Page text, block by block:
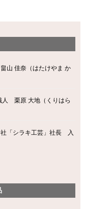
山 佳奈（はたけやま か
人 栗原 大地（くりはら
社「シラキ工芸」社長 入